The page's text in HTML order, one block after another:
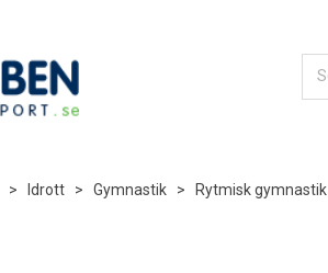
> Idrott > Gymnastik > Rytmisk gymnastik